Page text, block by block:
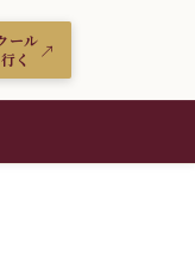
ール
く